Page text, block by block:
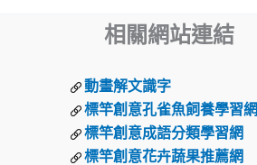
相關網站連結
動畫解文識字
標竿創意孔雀魚飼養學習網
標竿創意成語分類學習網
標竿創意花卉蔬果推薦網